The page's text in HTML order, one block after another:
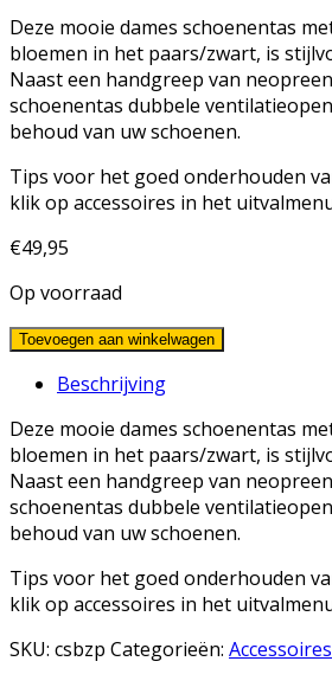
Deze mooie dames schoenentas
bloemen in het paars/zwart, is
Naast een handgreep van
schoenentas dubbele
behoud van uw schoenen.
Tips voor het goed onderhouden
klik op accessoires in het
€49,95
Op voorraad
Toevoegen aan winkelwagen
Beschrijving
Deze mooie dames schoenentas
bloemen in het paars/zwart, is
Naast een handgreep van
schoenentas dubbele
behoud van uw schoenen.
Tips voor het goed onderhouden
klik op accessoires in het
SKU: csbzp Categorieën: Accessoires